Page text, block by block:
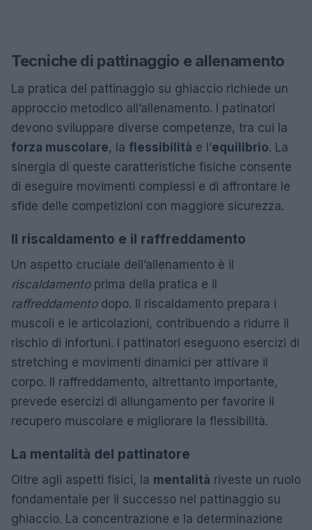
Tecniche di pattinaggio e allenamento
La pratica del pattinaggio su ghiaccio richiede un
approccio metodico all’allenamento. I patinatori
devono sviluppare diverse competenze, tra cui la
forza muscolare, la flessibilità e l’equilibrio. La
sinergia di queste caratteristiche fisiche consente
di eseguire movimenti complessi e di affrontare le
sfide delle competizioni con maggiore sicurezza.
Il riscaldamento e il raffreddamento
Un aspetto cruciale dell’allenamento è il
riscaldamentoprima della pratica e il
raffreddamentodopo. Il riscaldamento prepara i
muscoli e le articolazioni, contribuendo a ridurre il
rischio di infortuni. I pattinatori eseguono esercizi di
stretching e movimenti dinamici per attivare il
corpo. Il raffreddamento, altrettanto importante,
prevede esercizi di allungamento per favorire il
recupero muscolare e migliorare la flessibilità.
La mentalità del pattinatore
Oltre agli aspetti fisici, la mentalità riveste un ruolo
fondamentale per il successo nel pattinaggio su
ghiaccio. La concentrazione e la determinazione